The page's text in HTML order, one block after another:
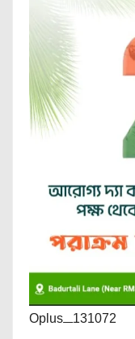
Oplus_131072